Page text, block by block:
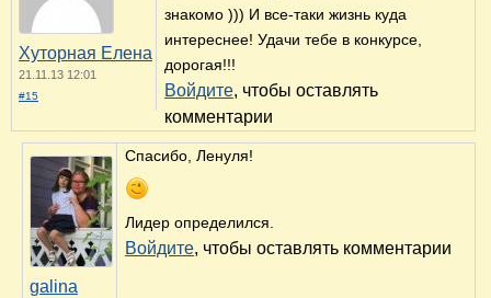
Хуторная Елена
21.11.13 12:01
#15
знакомо ))) И все-таки жизнь куда
интереснее! Удачи тебе в конкурсе,
дорогая!!!
Войдите, чтобы оставлять
комментарии
galina
Спасибо, Ленуля!
Лидер определился.
Войдите, чтобы оставлять комментарии